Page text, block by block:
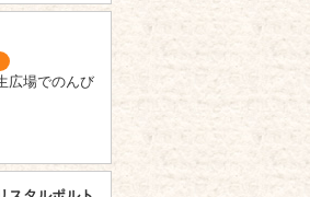
広場でのんび